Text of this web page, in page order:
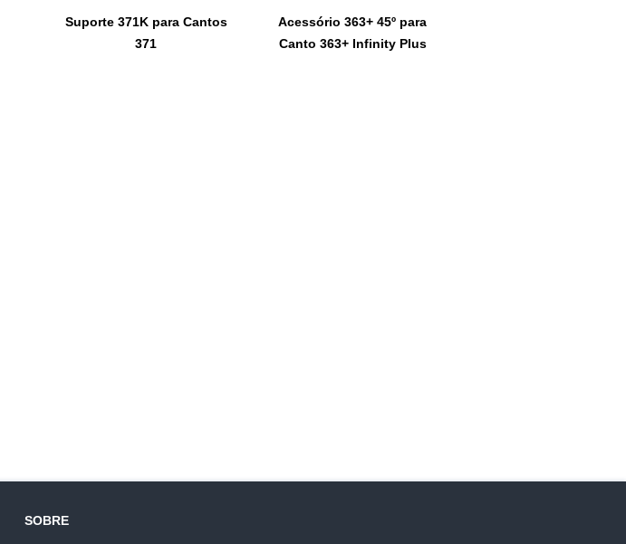
Suporte 371K para Cantos
371
Acessório 363+ 45º para
Canto 363+ Infinity Plus
SOBRE